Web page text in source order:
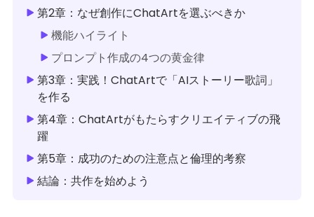
第2章：なぜ創作にChatArtを選ぶべきか
機能ハイライト
プロンプト作成の4つの黄金律
第3章：実践！ChatArtで「AIストーリー歌詞」
を作る
第4章：ChatArtがもたらすクリエイティブの飛
躍
第5章：成功のための注意点と倫理的考察
結論：共作を始めよう